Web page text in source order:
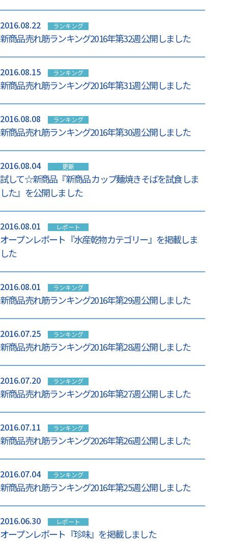
2016.08.22 ランキング
新商品売れ筋ランキング2016年第32週 公開しました
2016.08.15 ランキング
新商品売れ筋ランキング2016年第31週 公開しました
2016.08.08 ランキング
新商品売れ筋ランキング2016年第30週 公開しました
2016.08.04 更新
試して☆新商品『新商品 カップ麺焼きそばを試食しま
した』を公開しました
2016.08.01 レポート
オープンレポート『水産乾物カテゴリー』を掲載しま
した
2016.08.01 ランキング
新商品売れ筋ランキング2016年第29週 公開しました
2016.07.25 ランキング
新商品売れ筋ランキング2016年第28週 公開しました
2016.07.20 ランキング
新商品売れ筋ランキング2016年第27週 公開しました
2016.07.11 ランキング
新商品売れ筋ランキング2026年第26週 公開しました
2016.07.04 ランキング
新商品売れ筋ランキング2016年第25週 公開しました
2016.06.30 レポート
オープンレポート『珍味』を掲載しました